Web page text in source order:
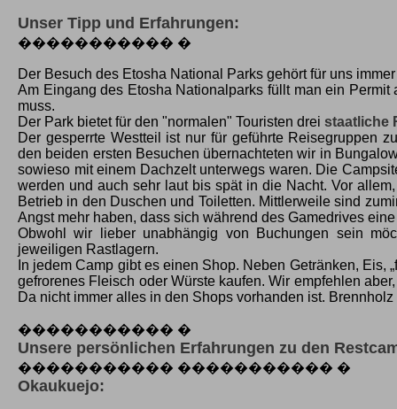
Unser Tipp und Erfahrungen:
����������� �
Der Besuch des Etosha National Parks gehört für uns
Am Eingang des Etosha Nationalparks füllt man ein
muss.
Der Park bietet für den "normalen" Touristen drei staatliche
Der gesperrte Westteil ist nur für geführte Reisegruppen
den beiden ersten Besuchen übernachteten wir in
sowieso mit einem Dachzelt unterwegs waren. Die
werden und auch sehr laut bis spät in die Nacht. Vor
Betrieb in den Duschen und Toiletten. Mittlerweile sind
Angst mehr haben, dass sich während des Gamedrives
Obwohl wir lieber unabhängig von Buchungen sein
jeweiligen Rastlagern.
In jedem Camp gibt es einen Shop. Neben Getränken,
gefrorenes Fleisch oder Würste kaufen. Wir empfehlen
Da nicht immer alles in den Shops vorhanden ist.
����������� �
Unsere persönlichen Erfahrungen zu den
����������� ����������� �
Okaukuejo: